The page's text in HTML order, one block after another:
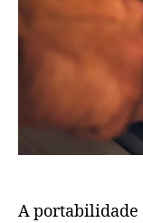
A portabilidade